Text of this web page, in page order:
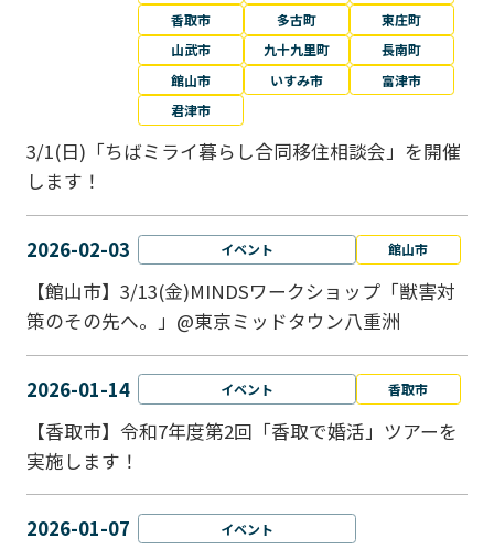
香取市
多古町
東庄町
山武市
九十九里町
長南町
館山市
いすみ市
富津市
君津市
3/1(日)「ちばミライ暮らし合同移住相談会」を開催
します！
2026-02-03 イベント 館山市
【館山市】3/13(金)MINDSワークショップ「獣害対
策のその先へ。」@東京ミッドタウン八重洲
2026-01-14 イベント 香取市
【香取市】令和7年度第2回「香取で婚活」ツアーを
実施します！
2026-01-07 イベント